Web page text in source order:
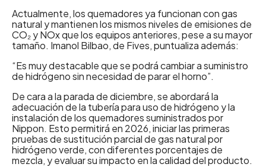
Actualmente, los quemadores ya funcionan con gas
natural y mantienen los mismos niveles de emisiones de
CO₂ y NOx que los equipos anteriores, pese a su mayor
tamaño. Imanol Bilbao, de Fives, puntualiza además:
“Es muy destacable que se podrá cambiar a suministro
de hidrógeno sin necesidad de parar el horno”.
De cara a la parada de diciembre, se abordará la
adecuación de la tubería para uso de hidrógeno y la
instalación de los quemadores suministrados por
Nippon. Esto permitirá en 2026, iniciar las primeras
pruebas de sustitución parcial de gas natural por
hidrógeno verde, con diferentes porcentajes de
mezcla, y evaluar su impacto en la calidad del producto.